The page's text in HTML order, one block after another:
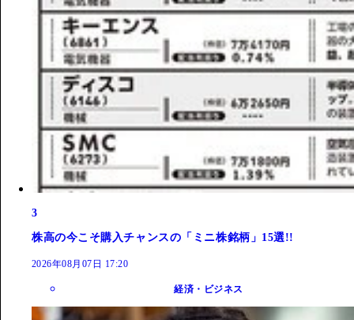
3
株高の今こそ購入チャンスの「ミニ株銘柄」15選!!
2026年08月07日 17:20
経済・ビジネス